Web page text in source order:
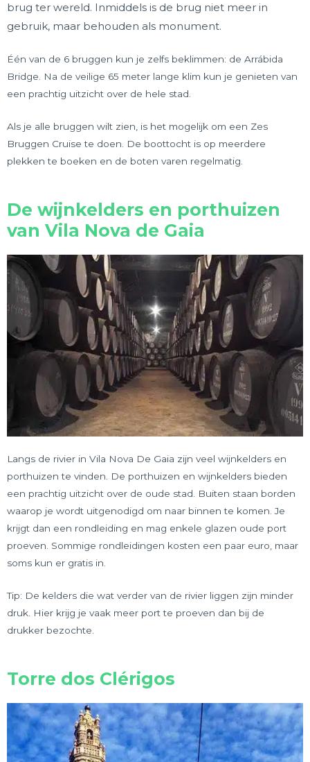
brug ter wereld. Inmiddels is de brug niet meer in
gebruik, maar behouden als monument.
Één van de 6 bruggen kun je zelfs beklimmen: de Arrábida
Bridge. Na de veilige 65 meter lange klim kun je genieten van
een prachtig uitzicht over de hele stad.
Als je alle bruggen wilt zien, is het mogelijk om een Zes
Bruggen Cruise te doen. De boottocht is op meerdere
plekken te boeken en de boten varen regelmatig.
De wijnkelders en porthuizen
van Vila Nova de Gaia
Langs de rivier in Vila Nova De Gaia zijn veel wijnkelders en
porthuizen te vinden. De porthuizen en wijnkelders bieden
een prachtig uitzicht over de oude stad. Buiten staan borden
waarop je wordt uitgenodigd om naar binnen te komen. Je
krijgt dan een rondleiding en mag enkele glazen oude port
proeven. Sommige rondleidingen kosten een paar euro, maar
soms kun er gratis in.
Tip: De kelders die wat verder van de rivier liggen zijn minder
druk. Hier krijg je vaak meer port te proeven dan bij de
drukker bezochte.
Torre dos Clérigos